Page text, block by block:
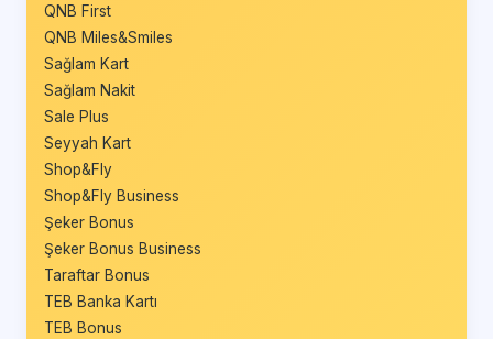
QNB First
QNB Miles&Smiles
Sağlam Kart
Sağlam Nakit
Sale Plus
Seyyah Kart
Shop&Fly
Shop&Fly Business
Şeker Bonus
Şeker Bonus Business
Taraftar Bonus
TEB Banka Kartı
TEB Bonus